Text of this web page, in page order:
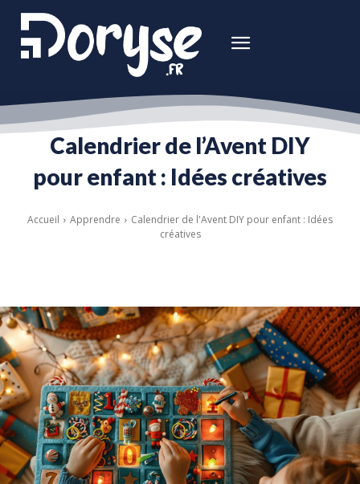
Calendrier de l’Avent DIY
pour enfant : Idées créatives
Accueil Apprendre
Calendrier de l'Avent DIY pour enfant : Idées
créatives